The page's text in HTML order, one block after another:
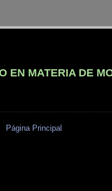
EN MATERIA DE
Página Principal